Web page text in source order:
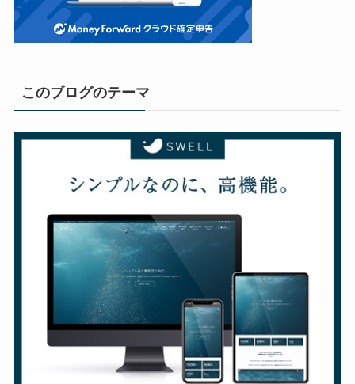
このブログのテーマ